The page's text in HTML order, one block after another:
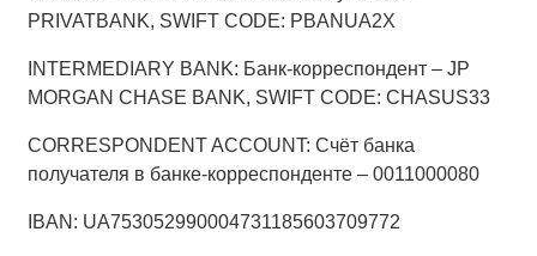
PRIVATBANK, SWIFT CODE: PBANUA2X
INTERMEDIARY BANK: Банк-корреспондент – JP
MORGAN CHASE BANK, SWIFT CODE: CHASUS33
CORRESPONDENT ACCOUNT: Счёт банка
получателя в банке-корреспонденте – 0011000080
IBAN: UA753052990004731185603709772